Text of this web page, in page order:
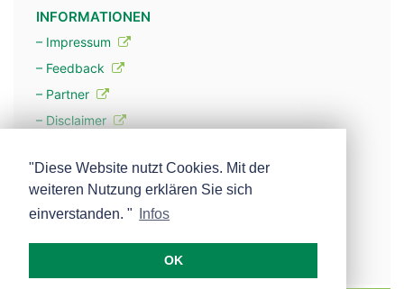
INFORMATIONEN
– Impressum
– Feedback
– Partner
– Disclaimer
– Werbung
– Mehr über unsere Experten
"Diese Website nutzt Cookies. Mit der
weiteren Nutzung erklären Sie sich
einverstanden. "
Infos
OK